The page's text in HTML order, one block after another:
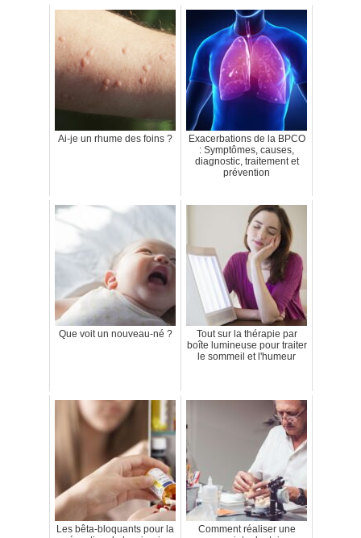
Ai-je un rhume des foins ?
Exacerbations de la BPCO
: Symptômes, causes,
diagnostic, traitement et
prévention
Que voit un nouveau-né ?
Tout sur la thérapie par
boîte lumineuse pour traiter
le sommeil et l'humeur
Les bêta-bloquants pour la
Comment réaliser une